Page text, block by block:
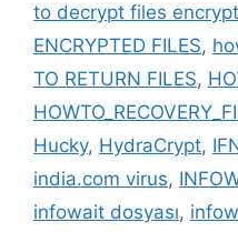
to decrypt files
ENCRYPTED FILES,
TO RETURN FILES,
Hucky, HydraCrypt,
india.com virus,
infowait dosyası,